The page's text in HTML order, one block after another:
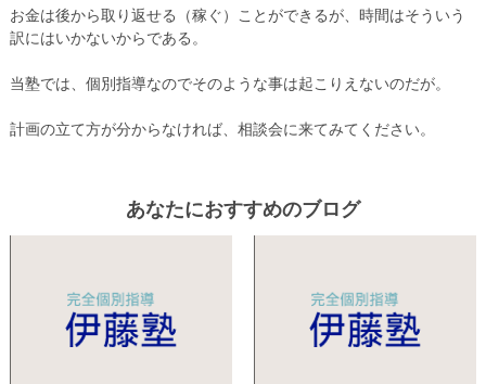
中学生コース
お金は後から取り返せる（稼ぐ）ことができるが、時間はそういう
訳にはいかないからである。
当塾では、個別指導なのでそのような事は起こりえないのだが。
計画の立て方が分からなければ、相談会に来てみてください。
あなたにおすすめのブログ